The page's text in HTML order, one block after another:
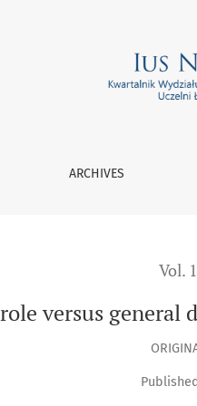
ARCHIVES
Vol.
versus general